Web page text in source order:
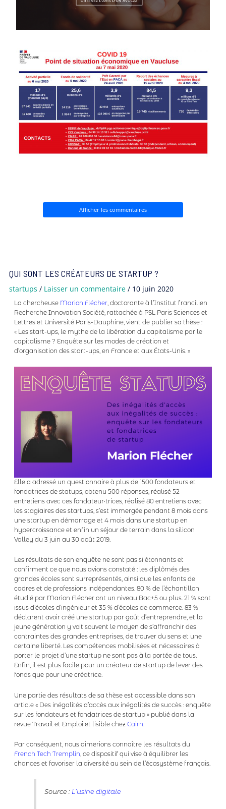
Afficher les commentaires
QUI SONT LES CRÉATEURS DE STARTUP ?
startups / Laisser un commentaire / 10 juin 2020
La chercheuse Marion Flécher, doctorante à l’Institut francilien
Recherche Innovation Société, rattachée à PSL Paris Sciences et
Lettres et Université Paris-Dauphine, vient de publier sa thèse :
« Les start-ups, le mythe de la libération du capitalisme par le
capitalisme ? Enquête sur les modes de création et
d’organisation des start-ups, en France et aux États-Unis. »
Elle a adressé un questionnaire à plus de 1500 fondateurs et
fondatrices de statups, obtenu 500 réponses, réalisé 52
entretiens avec ces fondateur·trices, réalisé 80 entretiens avec
les stagiaires des startups, s’est immergée pendant 8 mois dans
une startup en démarrage et 4 mois dans une startup en
hypercroissance et enfin un séjour de terrain dans la silicon
Valley du 3 juin au 30 août 2019.
Les résultats de son enquête ne sont pas si étonnants et
confirment ce que nous avions constaté : les diplômés des
grandes écoles sont surreprésentés, ainsi que les enfants de
cadres et de professions indépendantes. 80 % de l’échantillon
étudié par Marion Flécher ont un niveau Bac+5 ou plus. 21 % sont
issus d’écoles d’ingénieur et 35 % d’écoles de commerce. 83 %
déclarent avoir créé une startup par goût d’entreprendre, et la
jeune génération y voit souvent le moyen de s’affranchir des
contraintes des grandes entreprises, de trouver du sens et une
certaine liberté. Les compétences mobilisées et nécessaires à
porter le projet d’une startup ne sont pas à la portée de tous.
Enfin, il est plus facile pour un créateur de startup de lever des
fonds que pour une créatrice.
Une partie des résultats de sa thèse est accessible dans son
article « Des inégalités d’accès aux inégalités de succès : enquête
sur les fondateurs et fondatrices de startup » publié dans la
revue Travail et Emploi et lisible chezCairn
Par conséquent, nous aimerions connaître les résultats du
French Tech Tremplin , ce dispositif qui vise à équilibrer les
chances et favoriser la diversité au sein de l’écosystème français.
Source : L’usine digitale